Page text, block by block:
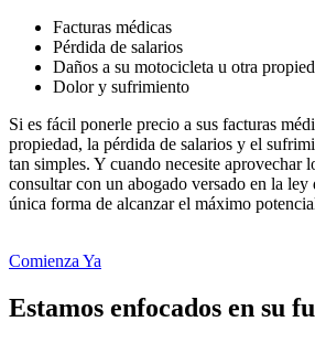
Facturas médicas
Pérdida de salarios
Daños a su motocicleta u otra
Dolor y sufrimiento
Si es fácil ponerle precio a sus facturas
propiedad, la pérdida de salarios y el
tan simples. Y cuando necesite aprovechar
consultar con un abogado versado en la ley
única forma de alcanzar el máximo
Comienza Ya
Estamos enfocados en su